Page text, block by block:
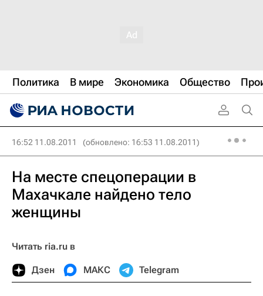
Политика В мире Экономика Общество
16:52 11.08.2011 (обновлено: 16:53 11.08.2011)
На месте спецоперации в
Махачкале найдено тело
женщины
Читать ria.ru в
Дзен МАКС Telegram